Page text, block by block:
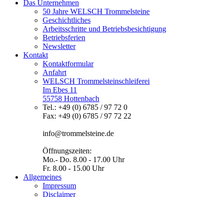
Das Unternehmen
50 Jahre WELSCH Trommelsteine
Geschichtliches
Arbeitsschritte und Betriebsbesichtigung
Betriebsferien
Newsletter
Kontakt
Kontaktformular
Anfahrt
WELSCH Trommelsteinschleiferei
Im Ebes 11
55758 Hottenbach
Tel.: +49 (0) 6785 / 97 72 0
Fax: +49 (0) 6785 / 97 72 22
info@trommelsteine.de
Öffnungszeiten:
Mo.- Do. 8.00 - 17.00 Uhr
Fr. 8.00 - 15.00 Uhr
Allgemeines
Impressum
Disclaimer